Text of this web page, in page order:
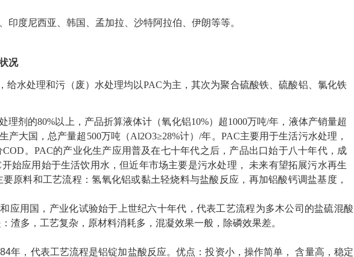
印度尼西亚、韩国、孟加拉、沙特阿拉伯、伊朗等等。
况
给水处理和污（废）水处理均以PAC为主，其次为聚合硫酸铁、硫酸铝、氯化铁
理剂的80%以上，产品折算液体计（氧化铝10%）超1000万吨/年，液体产销量超
产大国，总产量超500万吨（Al2O3≥28%计）/年。PAC主要用于生活污水处理，
。PAC的产业化生产应用普及在七十年代之后，产品出口始于八十年代，成
始应用始于生活饮用水，但近年市场主要是污水处理， 未来有望拓展污水再生
原料和工艺流程：氢氧化铝或黏土轻烧料与盐酸反应，再加铝酸钙调盐基度，
应用国，产业化试验始于上世纪六十年代，代表工艺流程为多木公司的盐硫混酸
渣多，工艺复杂，原材料消耗多，混凝效果一般，除磷效果差。
年，代表工艺流程是铝锭加盐酸反应。优点：投资小，操作简单， 含量高，稳定